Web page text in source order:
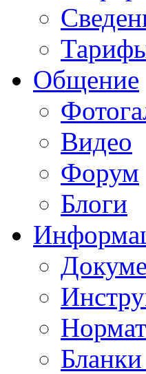
Общение
Видео
Форум
Блоги